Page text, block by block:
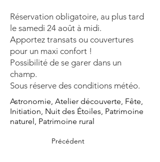
Réservation obligatoire, au plus tard
le samedi 24 août à midi.
Apportez transats ou couvertures
pour un maxi confort !
Possibilité de se garer dans un
champ.
Sous réserve des conditions météo.
Astronomie, Atelier découverte, Fête,
Initiation, Nuit des Étoiles, Patrimoine
naturel, Patrimoine rural
Précédent